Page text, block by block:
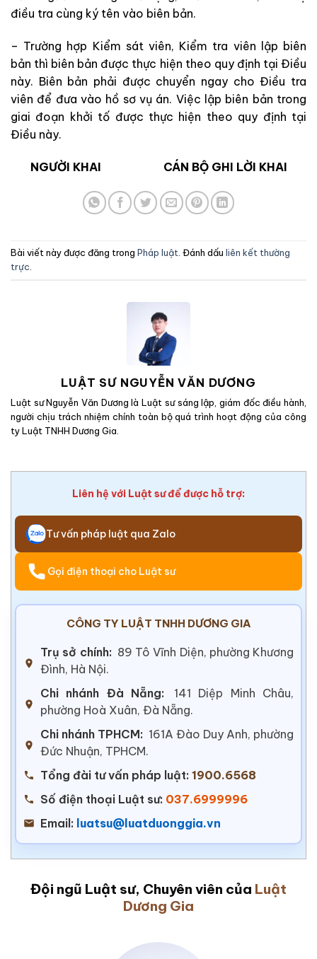
điều tra cùng ký tên vào biên bản.
– Trường hợp Kiểm sát viên, Kiểm tra viên lập biên
bản thì biên bản được thực hiện theo quy định tại Điều
này. Biên bản phải được chuyển ngay cho Điều tra
viên để đưa vào hồ sơ vụ án. Việc lập biên bản trong
giai đoạn khởi tố được thực hiện theo quy định tại
Điều này.
NGƯỜI KHAI CÁN BỘ GHI LỜI KHAI
Bài viết này được đăng trong Pháp luật. Đánh dấu liên kết thường
trực.
LUẬT SƯ NGUYỄN VĂN DƯƠNG
Luật sư Nguyễn Văn Dương là Luật sư sáng lập, giám đốc điều hành,
người chịu trách nhiệm chính toàn bộ quá trình hoạt động của công
ty Luật TNHH Dương Gia.
Liên hệ với Luật sư để được hỗ trợ:
Tư vấn pháp luật qua Zalo
Gọi điện thoại cho Luật sư
CÔNG TY LUẬT TNHH DƯƠNG GIA
Trụ sở chính: 89 Tô Vĩnh Diện, phường Khương
Đình, Hà Nội.
Chi nhánh Đà Nẵng:
141 Diệp Minh Châu,
phường Hoà Xuân, Đà Nẵng.
Chi nhánh TPHCM: 161A Đào Duy Anh, phường
Đức Nhuận, TPHCM.
Tổng đài tư vấn pháp luật: 1900.6568
Số điện thoại Luật sư: 037.6999996
Email: luatsu@luatduonggia.vn
Đội ngũ Luật sư, Chuyên viên của Luật
Dương Gia